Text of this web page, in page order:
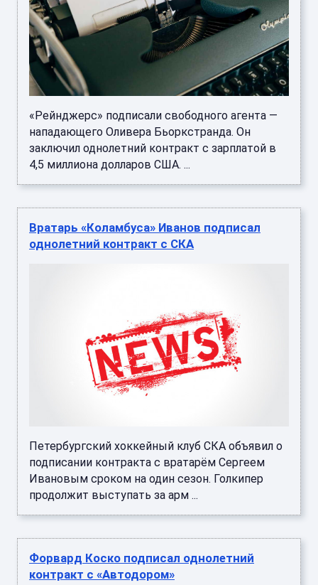
«Рейнджерс» подписали свободного агента —
нападающего Оливера Бьоркстранда. Он
заключил однолетний контракт с зарплатой в
4,5 миллиона долларов США. ...
Вратарь «Коламбуса» Иванов подписал
однолетний контракт с СКА
Петербургский хоккейный клуб СКА объявил о
подписании контракта с вратарём Сергеем
Ивановым сроком на один сезон. Голкипер
продолжит выступать за арм ...
Форвард Коско подписал однолетний
контракт с «Автодором»